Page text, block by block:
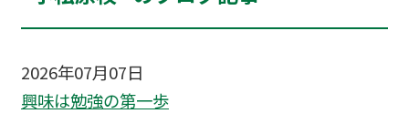
2026年07月07日
興味は勉強の第一歩